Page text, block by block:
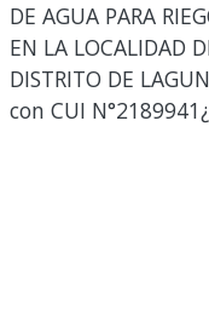
DE AGUA PARA
EN LA LOCALIDAD
DISTRITO DE
con CUI N°2189941¿